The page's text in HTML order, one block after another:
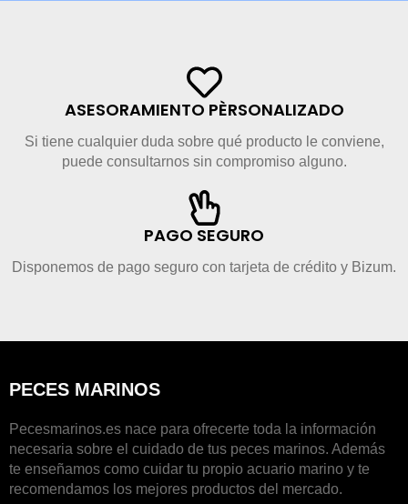
ASESORAMIENTO PÈRSONALIZADO
Si tiene cualquier duda sobre qué producto le conviene,
puede consultarnos sin compromiso alguno.
PAGO SEGURO
Disponemos de pago seguro con tarjeta de crédito y Bizum.
PECES MARINOS
Pecesmarinos.es nace para ofrecerte toda la información
necesaria sobre el cuidado de tus peces marinos. Además
te enseñamos como cuidar tu propio acuario marino y te
recomendamos los mejores productos del mercado.